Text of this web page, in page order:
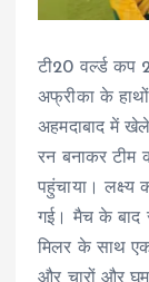
टी20 वर्ल्ड कप
अफ्रीका के
अहमदाबाद में
रन बनाकर
पहुंचाया। लक्ष्य
गई। मैच के बाद
मिलर के साथ एक